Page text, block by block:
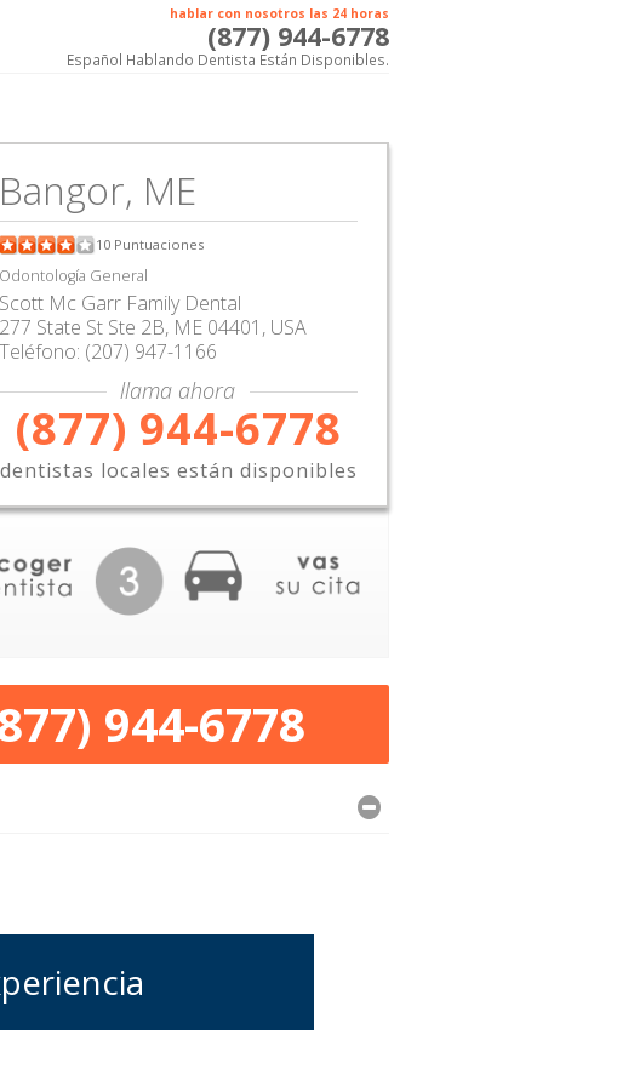
hablar con nosotros las 24 horas
(877) 944-6778
Español Hablando Dentista Están Disponibles.
Bangor, ME
10 Puntuaciones
Odontología General
Scott Mc Garr Family Dental
277 State St Ste 2B, ME 04401, USA
Teléfono: (207) 947-1166
llama ahora
(877) 944-6778
dentistas locales están disponibles
944-6778